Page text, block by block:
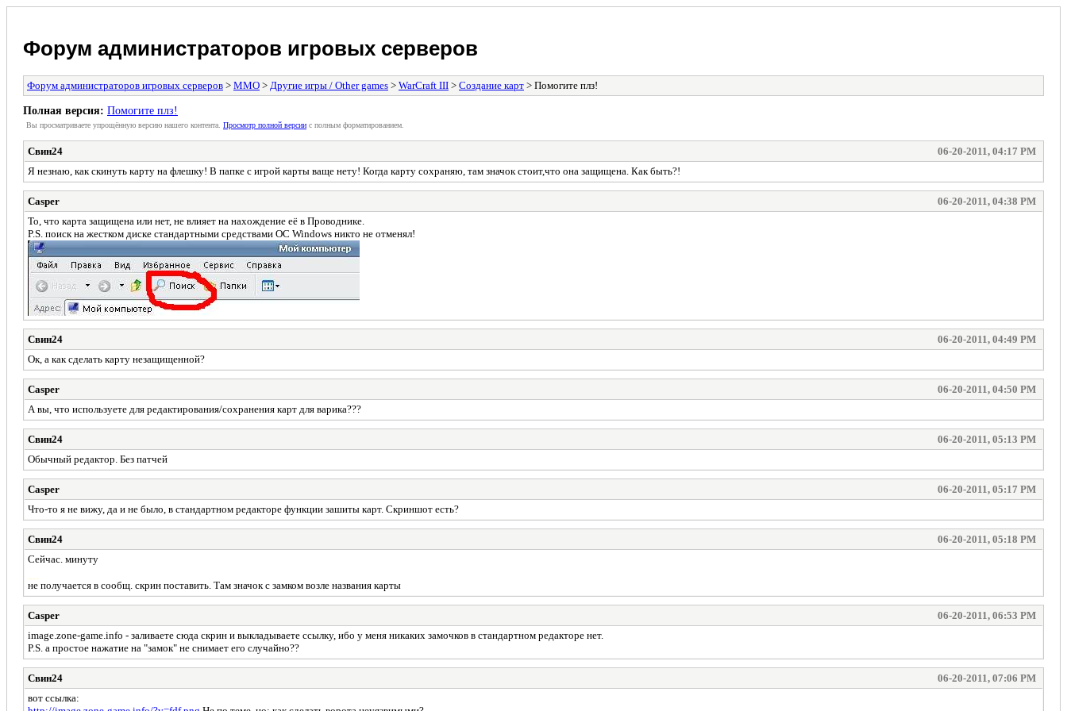
Форум администраторов игровых серверов
Форум администраторов игровых серверов > MMO > Другие игры / Other games > WarCraft III > Создание карт > Помогите плз!
Полная версия: Помогите плз!
Вы просматриваете упрощённую версию нашего контента. Просмотр полной версии с полным форматированием.
Свин24
06-20-2011, 04:17 PM
Я незнаю, как скинуть карту на флешку! В папке с игрой карты ваще нету! Когда карту сохраняю, там значок стоит,что она защищена. Как быть?!
Casper
06-20-2011, 04:38 PM
То, что карта защищена или нет, не влияет на нахождение её в Проводнике.
P.S. поиск на жестком диске стандартными средствами ОС Windows никто не отменял!
Свин24
06-20-2011, 04:49 PM
Ок, а как сделать карту незащищенной?
Casper
06-20-2011, 04:50 PM
А вы, что используете для редактирования/сохранения карт для варика???
Свин24
06-20-2011, 05:13 PM
Обычный редактор. Без патчей
Casper
06-20-2011, 05:17 PM
Что-то я не вижу, да и не было, в стандартном редакторе функции зашиты карт. Скриншот есть?
Свин24
06-20-2011, 05:18 PM
Сейчас. минуту
не получается в сообщ. скрин поставить. Там значок с замком возле названия карты
Casper
06-20-2011, 06:53 PM
image.zone-game.info - заливаете сюда скрин и выкладываете ссылку, ибо у меня никаких замочков в стандартном редакторе нет.
P.S. а простое нажатие на "замок" не снимает его случайно??
Свин24
06-20-2011, 07:06 PM
вот ссылка: